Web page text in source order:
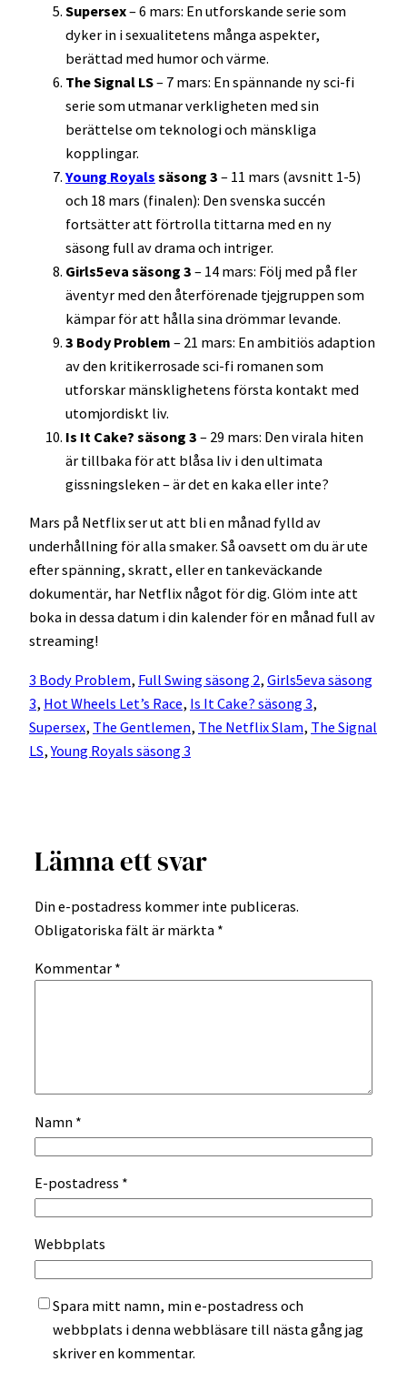
Supersex– 6 mars: En utforskande serie som
dyker in i sexualitetens många aspekter,
berättad med humor och värme.
The Signal LS– 7 mars: En spännande ny sci-fi
serie som utmanar verkligheten med sin
berättelse om teknologi och mänskliga
kopplingar.
Young Royals säsong 3 – 11 mars (avsnitt 1-5)
och 18 mars (finalen): Den svenska succén
fortsätter att förtrolla tittarna med en ny
säsong full av drama och intriger.
Girls5eva säsong 3 – 14 mars: Följ med på fler
äventyr med den återförenade tjejgruppen som
kämpar för att hålla sina drömmar levande.
3 Body Problem – 21 mars: En ambitiös adaption
av den kritikerrosade sci-fi romanen som
utforskar mänsklighetens första kontakt med
utomjordiskt liv.
Is It Cake? säsong 3 – 29 mars: Den virala hiten
är tillbaka för att blåsa liv i den ultimata
gissningsleken – är det en kaka eller inte?
Mars på Netflix ser ut att bli en månad fylld av
underhållning för alla smaker. Så oavsett om du är ute
efter spänning, skratt, eller en tankeväckande
dokumentär, har Netflix något för dig. Glöm inte att
boka in dessa datum i din kalender för en månad full av
streaming!
3 Body Problem, Full Swing säsong 2, Girls5eva säsong
3, Hot Wheels Let’s Race, Is It Cake? säsong 3
Supersex, The Gentlemen, The Netflix Slam, The Signal
LS, Young Royals säsong 3
Lämna ett svar
Din e-postadress kommer inte publiceras.
Obligatoriska fält är märkta *
Kommentar *
Namn *
E-postadress *
Webbplats
Spara mitt namn, min e-postadress och
webbplats i denna webbläsare till nästa gång jag
skriver en kommentar.